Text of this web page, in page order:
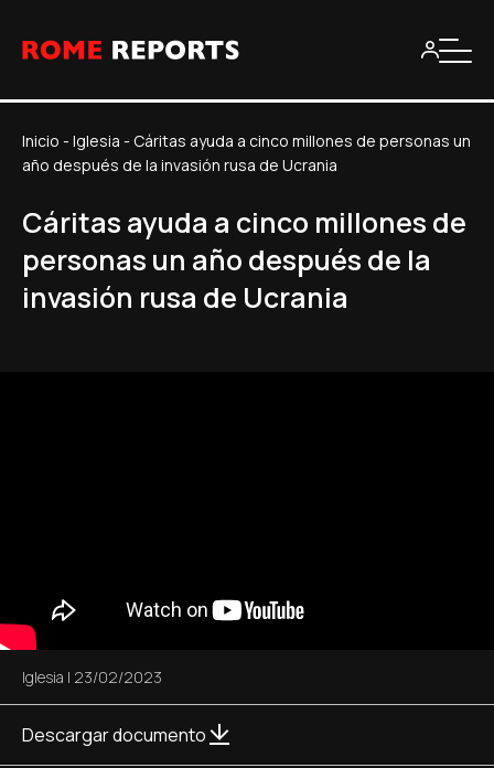
Inicio - Iglesia - Cáritas ayuda a cinco millones de personas un
año después de la invasión rusa de Ucrania
Cáritas ayuda a cinco millones de
personas un año después de la
invasión rusa de Ucrania
Iglesia | 23/02/2023
Descargar documento